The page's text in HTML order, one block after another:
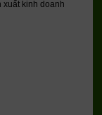
xuất kinh doanh